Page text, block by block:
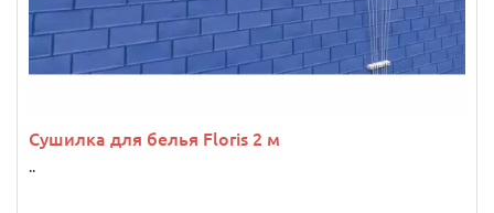
Сушилка для белья Floris 2 м
..